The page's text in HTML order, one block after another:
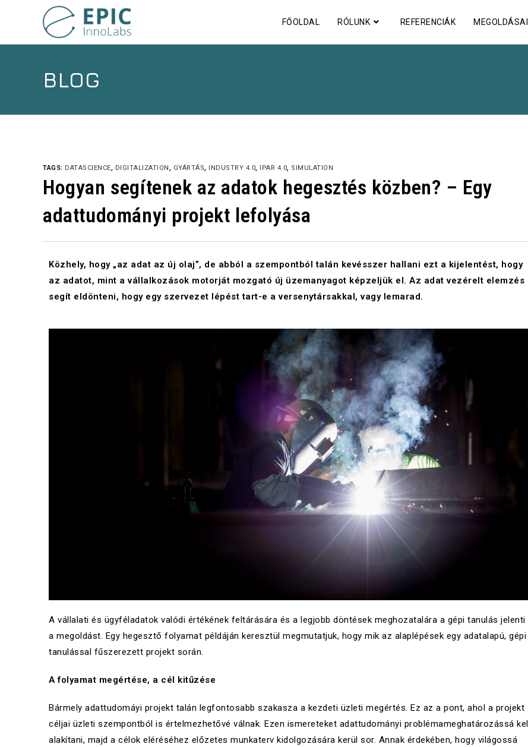
FŐOLDAL RÓLUNK REFERENCIÁK
BLOG
TAGS: DATASCIENCE, DIGITALIZATION, GYÁRTÁS, INDUSTRY 4.0, IPAR 4.0, SIMULATION
Hogyan segítenek az adatok hegesztés közben? – Egy
adattudományi projekt lefolyása
Közhely, hogy „az adat az új olaj”, de abból a szempontból talán kevésszer hallani ezt a kijelentést, hogy
az adatot, mint a vállalkozások motorját mozgató új üzemanyagot képzeljük el. Az adat vezérelt elemzés
segít eldönteni, hogy egy szervezet lépést tart-e a versenytársakkal, vagy lemarad.
A vállalati és ügyféladatok valódi értékének feltárására és a legjobb döntések meghozatalára a gépi tanulás jelenti
a megoldást. Egy hegesztő folyamat példáján keresztül megmutatjuk, hogy mik az alaplépések egy adatalapú, gépi
tanulással fűszerezett projekt során.
A folyamat megértése, a cél kitűzése
Bármely adattudomáyi projekt talán legfontosabb szakasza a kezdeti üzleti megértés. Ez az a pont, ahol a projekt
céljai üzleti szempontból is értelmezhetővé válnak. Ezen ismereteket adattudományi problémameghatározássá kell
alakítani, majd a célok eléréséhez előzetes munkaterv kidolgozására kerül sor. Annak érdekében, hogy világossá